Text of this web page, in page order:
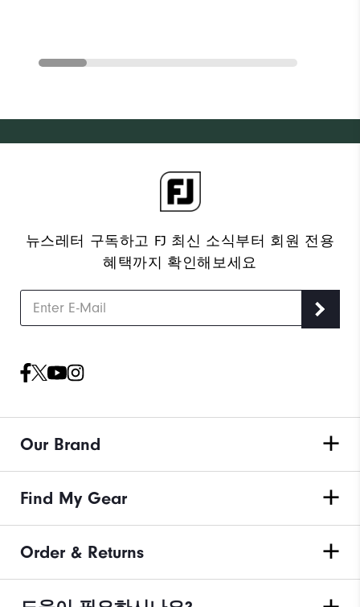
뉴스레터 구독하고 FJ 최신 소식부터 회원 전용
혜택까지 확인해보세요
Our Brand
Find My Gear
Order & Returns